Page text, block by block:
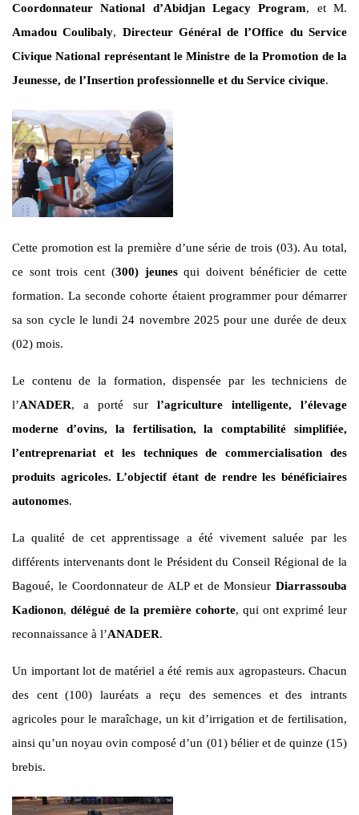
Coordonnateur National d’Abidjan Legacy Program, et M.
Amadou Coulibaly, Directeur Général de l’Office du Service
Civique National représentant le Ministre de la Promotion de la
Jeunesse, de l’Insertion professionnelle et du Service civique.
Cette promotion est la première d’une série de trois (03). Au total,
ce sont trois cent (300) jeunesqui doivent bénéficier de cette
formation. La seconde cohorte étaient programmer pour démarrer
sa son cycle le lundi 24 novembre 2025 pour une durée de deux
(02) mois.
Le contenu de la formation, dispensée par les techniciens de
l’ANADER, a porté sur l’agriculture intelligente, l’élevage
moderne d’ovins, la fertilisation, la comptabilité simplifiée,
l’entreprenariat et les techniques de commercialisation des
produits agricoles. L’objectif étant de rendre les bénéficiaires
autonomes.
La qualité de cet apprentissage a été vivement saluée par les
différents intervenants dont le Président du Conseil Régional de la
Bagoué, le Coordonnateur de ALP et de Monsieur Diarrassouba
Kadionon, délégué de la première cohorte, qui ont exprimé leur
reconnaissance à l’ANADER.
Un important lot de matériel a été remis aux agropasteurs. Chacun
des cent (100) lauréats a reçu des semences et des intrants
agricoles pour le maraîchage, un kit d’irrigation et de fertilisation,
ainsi qu’un noyau ovin composé d’un (01) bélier et de quinze (15)
brebis.